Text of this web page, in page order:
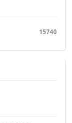
15740